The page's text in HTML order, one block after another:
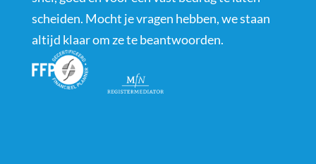
scheiden. Mocht je vragen hebben, we staan
altijd klaar om ze te beantwoorden.